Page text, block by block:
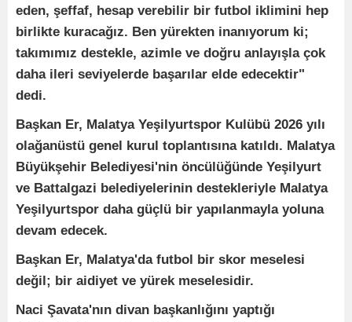
eden, şeffaf, hesap verebilir bir futbol iklimini hep
birlikte kuracağız. Ben yürekten inanıyorum ki;
takımımız destekle, azimle ve doğru anlayışla çok
daha ileri seviyelerde başarılar elde edecektir"
dedi.
Başkan Er, Malatya Yeşilyurtspor Kulübü 2026 yılı
olağanüstü genel kurul toplantısına katıldı. Malatya
Büyükşehir Belediyesi'nin öncülüğünde Yeşilyurt
ve Battalgazi belediyelerinin destekleriyle Malatya
Yeşilyurtspor daha güçlü bir yapılanmayla yoluna
devam edecek.
Başkan Er, Malatya'da futbol bir skor meselesi
değil; bir aidiyet ve yürek meselesidir.
Naci Şavata'nın divan başkanlığını yaptığı